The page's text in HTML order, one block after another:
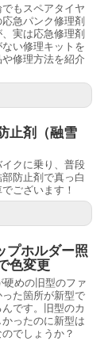
もスペアタイヤ
急パンク修理剤
実は応急修理剤
い修理キットを
修理方法を紹介
止剤（融雪
クに乗り、普段
防止剤で真っ白
ございます！
プホルダー照
色変更
硬めの旧型のファ
た箇所が新型で
です。旧型のカ
ったのに新型は
でしょうか？